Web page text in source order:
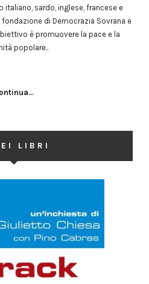
sardo, inglese, francese e
di Democrazia Sovrana e
è promuovere la pace e la
popolare..
LIBRI